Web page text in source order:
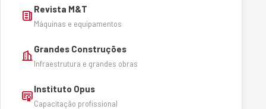
Revista M&T
Máquinas e equipamentos
Grandes Construções
Infraestrutura e grandes obras
Instituto Opus
Capacitação profissional